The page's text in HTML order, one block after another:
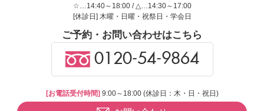
☆…14:40～18:00 / △…14:30～17:00
[休診日] 木曜・日曜・祝祭日・学会日
ご予約・お問い合わせはこちら
0120-54-9864
[お電話受付時間] 9:00～18:00 (休診日：木・日・祝日)